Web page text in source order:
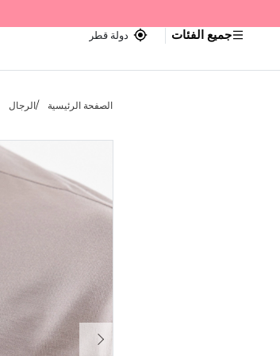
جميع الفئات دولة قطر
الصفحة الرئيسية الرجال